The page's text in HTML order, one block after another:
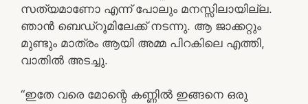
സത്യമാണോ എന്ന് പോലും മനസ്സിലായില്ല.
ഞാൻ ബെഡ്റൂമിലേക്ക് നടന്നു. ആ ജാക്കറ്റും
മുണ്ടും മാത്രം ആയി അമ്മ പിറകിലെ എത്തി,
വാതിൽ അടച്ചു.
“ഇതേ വരെ മോന്റെ കണ്ണിൽ ഇങ്ങനെ ഒരു